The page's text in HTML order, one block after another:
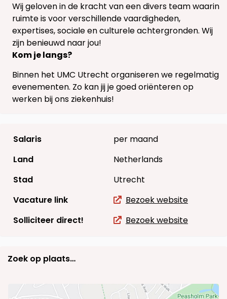
Wij geloven in de kracht van een divers team waarin
ruimte is voor verschillende vaardigheden,
expertises, sociale en culturele achtergronden. Wij
zijn benieuwd naar jou!
Kom je langs?
Binnen het UMC Utrecht organiseren we regelmatig
evenementen. Zo kan jij je goed oriënteren op
werken bij ons ziekenhuis!
Salaris
per maand
Land
Netherlands
Stad
Utrecht
Vacature link
Bezoek website
Solliciteer direct!
Bezoek website
Zoek op plaats…